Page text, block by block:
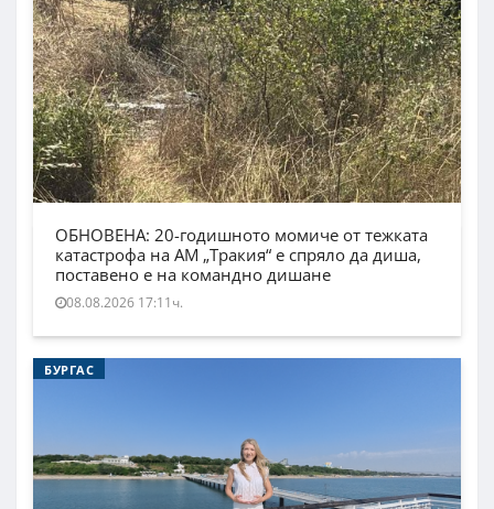
ОБНОВЕНА: 20-годишното момиче от тежката
катастрофа на АМ „Тракия“ е спряло да диша,
поставено е на командно дишане
08.08.2026 17:11ч.
БУРГАС